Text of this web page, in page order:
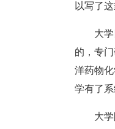
以写了
大
的，专
洋药物
学有了
大